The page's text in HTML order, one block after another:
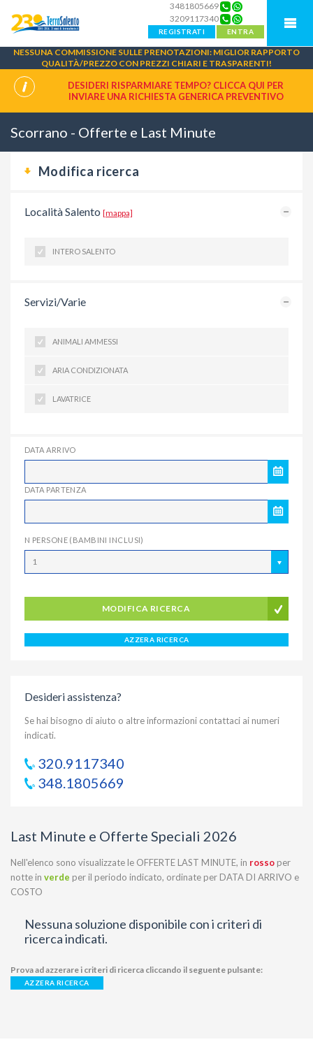
3481805669
3209117340
REGISTRATI ENTRA
NESSUNA COMMISSIONE SULLE PRENOTAZIONI: MIGLIOR RAPPORTO
QUALITÀ/PREZZO CON PREZZI CHIARI E TRASPARENTI!
DESIDERI RISPARMIARE TEMPO? CLICCA QUI PER
INVIARE UNA RICHIESTA GENERICA PREVENTIVO
Scorrano - Offerte e Last Minute
Modifica ricerca
Località Salento [mappa]
INTERO SALENTO
Servizi/Varie
ANIMALI AMMESSI
ARIA CONDIZIONATA
LAVATRICE
DATA ARRIVO
DATA PARTENZA
N PERSONE (BAMBINI INCLUSI)
1
MODIFICA RICERCA
AZZERA RICERCA
Desideri assistenza?
Se hai bisogno di aiuto o altre informazioni contattaci ai numeri
indicati.
320.9117340
348.1805669
Last Minute e Offerte Speciali 2026
Nell'elenco sono visualizzate le OFFERTE LAST MINUTE, in rosso per
notte in verde per il periodo indicato, ordinate per DATA DI ARRIVO e
COSTO
Nessuna soluzione disponibile con i criteri di
ricerca indicati.
Prova ad azzerare i criteri di ricerca cliccando il seguente pulsante:
AZZERA RICERCA